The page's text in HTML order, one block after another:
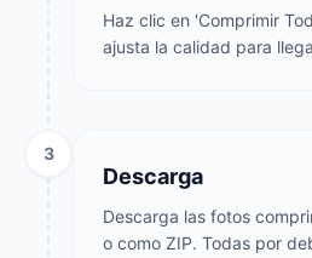
Haz clic en 'Comprimir
ajusta la calidad para
3
Descarga
Descarga las fotos
o como ZIP. Todas por